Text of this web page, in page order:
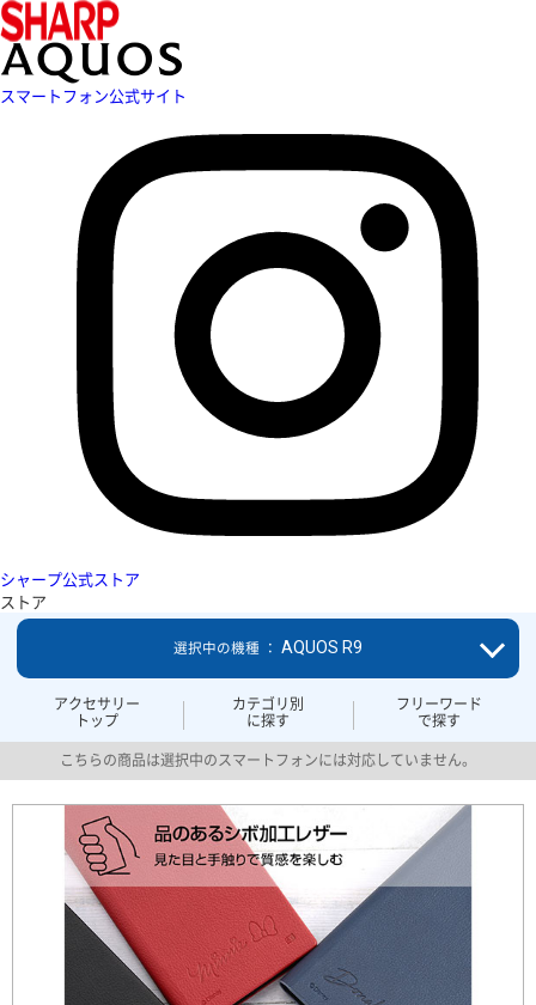
スマートフォン公式サイト
シャープ公式ストア
ストア
アクセサリー
トップ
カテゴリ別
に探す
フリーワード
で探す
選択中の機種 ： AQUOS R9
こちらの商品は選択中のスマートフォンには対応していません。